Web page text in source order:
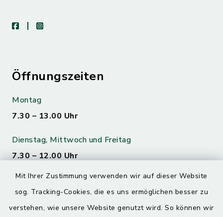
Mit Ihrer Zustimmung verwenden wir auf dieser Website
sog. Tracking-Cookies, die es uns ermöglichen besser zu
verstehen, wie unsere Website genutzt wird. So können wir
facebookinstagram
Öffnungszeiten
Montag
7.30 – 13.00 Uhr
Dienstag, Mittwoch und Freitag
7.30 – 12.00 Uhr
Donnerstag
7.30 – 12.00 Uhr
13.00 – 17.30 Uhr